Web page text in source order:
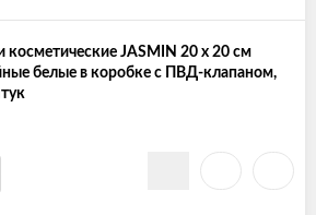
косметические JASMIN 20 х 20 см
белые в коробке с ПВД-клапаном,